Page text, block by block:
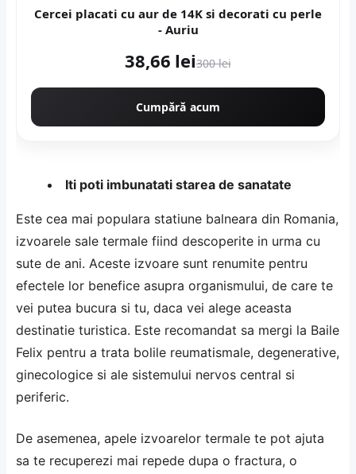
Cercei placati cu aur de 14K si decorati cu perle
- Auriu
38,66 lei300 lei
Cumpără acum
Iti poti imbunatati starea de sanatate
Este cea mai populara statiune balneara din Romania,
izvoarele sale termale fiind descoperite in urma cu
sute de ani. Aceste izvoare sunt renumite pentru
efectele lor benefice asupra organismului, de care te
vei putea bucura si tu, daca vei alege aceasta
destinatie turistica. Este recomandat sa mergi la Baile
Felix pentru a trata bolile reumatismale, degenerative,
ginecologice si ale sistemului nervos central si
periferic.
De asemenea, apele izvoarelor termale te pot ajuta
sa te recuperezi mai repede dupa o fractura, o